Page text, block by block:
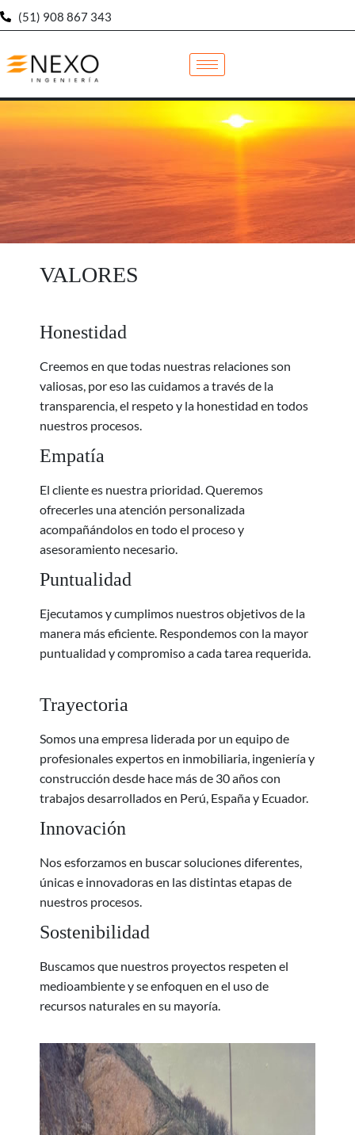
(51) 908 867 343
VALORES
Honestidad
Creemos en que todas nuestras relaciones son
valiosas, por eso las cuidamos a través de la
transparencia, el respeto y la honestidad en todos
nuestros procesos.
Empatía
El cliente es nuestra prioridad. Queremos
ofrecerles una atención personalizada
acompañándolos en todo el proceso y
asesoramiento necesario.
Puntualidad
Ejecutamos y cumplimos nuestros objetivos de la
manera más eficiente. Respondemos con la mayor
puntualidad y compromiso a cada tarea requerida.
Trayectoria
Somos una empresa liderada por un equipo de
profesionales expertos en inmobiliaria, ingeniería y
construcción desde hace más de 30 años con
trabajos desarrollados en Perú, España y Ecuador.
Innovación
Nos esforzamos en buscar soluciones diferentes,
únicas e innovadoras en las distintas etapas de
nuestros procesos.
Sostenibilidad
Buscamos que nuestros proyectos respeten el
medioambiente y se enfoquen en el uso de
recursos naturales en su mayoría.